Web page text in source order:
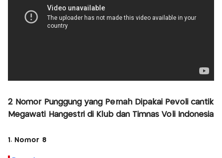
2 Nomor Punggung yang Pernah Dipakai Pevoli cantik
Megawati Hangestri di Klub dan Timnas Voli Indonesia
1. Nomor 8